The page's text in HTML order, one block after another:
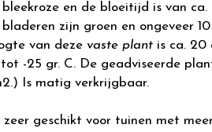
bleekroze en de bloeitijd is van
zijn groen en ongeveer
van deze vaste plant is ca. 20
-25 gr. C. De geadviseerde
Is matig verkrijgbaar.
zeer geschikt voor tuinen met